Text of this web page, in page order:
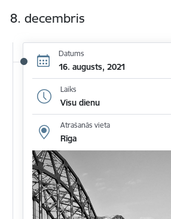
8. decembris
Datums
16. augusts, 2021
Laiks
Visu dienu
Atrašanās vieta
Rīga